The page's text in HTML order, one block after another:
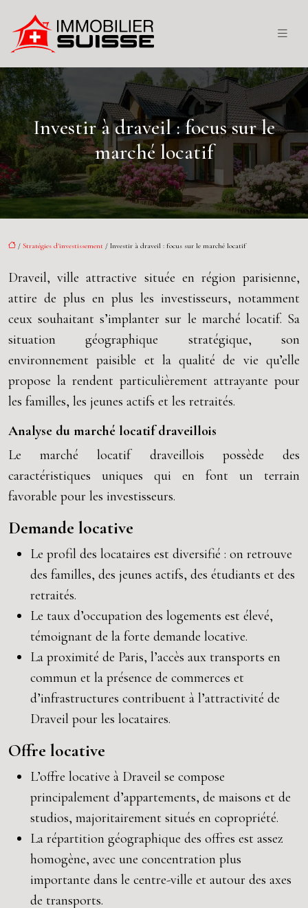
Investir à draveil : focus sur le
marché locatif
/ Stratégies d'investissement / Investir à draveil : focus sur le marché locatif
Draveil, ville attractive située en région parisienne,
attire de plus en plus les investisseurs, notamment
ceux souhaitant s’implanter sur le marché locatif. Sa
situation géographique stratégique, son
environnement paisible et la qualité de vie qu’elle
propose la rendent particulièrement attrayante pour
les familles, les jeunes actifs et les retraités.
Analyse du marché locatif draveillois
Le marché locatif draveillois possède des
caractéristiques uniques qui en font un terrain
favorable pour les investisseurs.
Demande locative
Le profil des locataires est diversifié : on retrouve
des familles, des jeunes actifs, des étudiants et des
retraités.
Le taux d’occupation des logements est élevé,
témoignant de la forte demande locative.
La proximité de Paris, l’accès aux transports en
commun et la présence de commerces et
d’infrastructures contribuent à l’attractivité de
Draveil pour les locataires.
Offre locative
L’offre locative à Draveil se compose
principalement d’appartements, de maisons et de
studios, majoritairement situés en copropriété.
La répartition géographique des offres est assez
homogène, avec une concentration plus
importante dans le centre-ville et autour des axes
de transports.